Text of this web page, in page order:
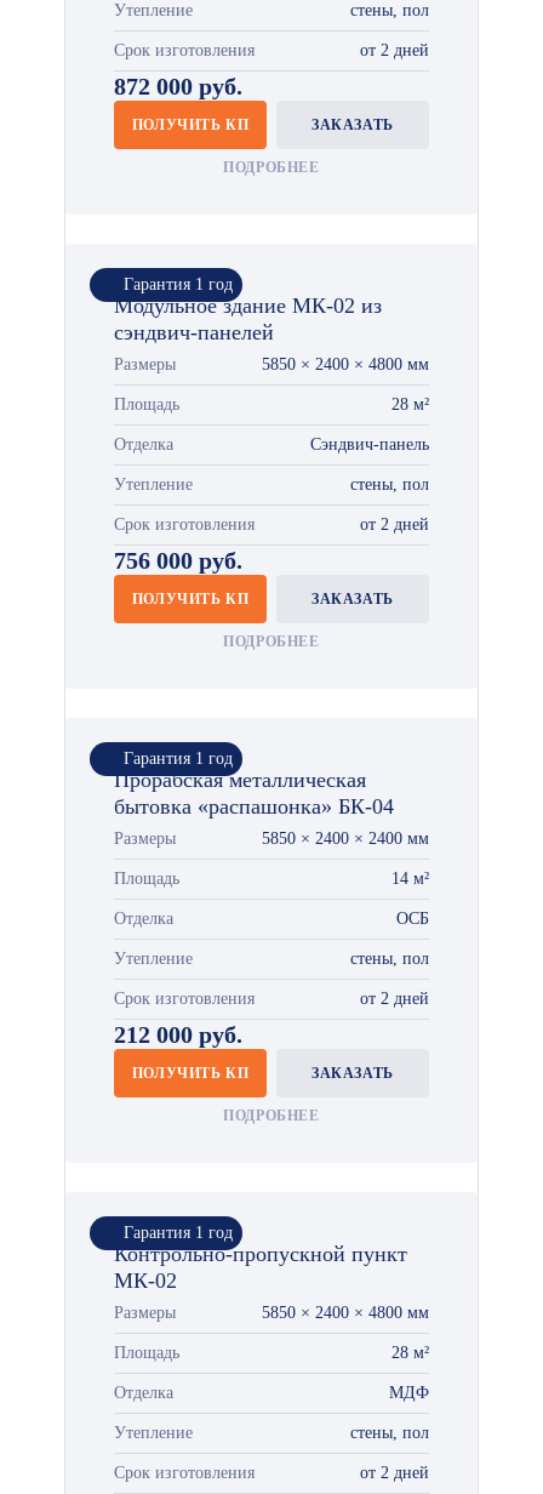
Утепление стены, пол
Срок изготовления от 2 дней
872 000 руб.
ПОЛУЧИТЬ КП ЗАКАЗАТЬ
ПОДРОБНЕЕ
Гарантия 1 год
Модульное здание МК-02 из
сэндвич-панелей
Размеры 5850 × 2400 × 4800 мм
Площадь 28 м²
Отделка Сэндвич-панель
Утепление стены, пол
Срок изготовления от 2 дней
756 000 руб.
ПОЛУЧИТЬ КП ЗАКАЗАТЬ
ПОДРОБНЕЕ
Гарантия 1 год
Прорабская металлическая
бытовка «распашонка» БК-04
Размеры 5850 × 2400 × 2400 мм
Площадь 14 м²
Отделка ОСБ
Утепление стены, пол
Срок изготовления от 2 дней
212 000 руб.
ПОЛУЧИТЬ КП ЗАКАЗАТЬ
ПОДРОБНЕЕ
Гарантия 1 год
Контрольно-пропускной пункт
МК-02
Размеры 5850 × 2400 × 4800 мм
Площадь 28 м²
Отделка МДФ
Утепление стены, пол
Срок изготовления от 2 дней